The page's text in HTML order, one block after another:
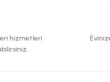
hizmetleri